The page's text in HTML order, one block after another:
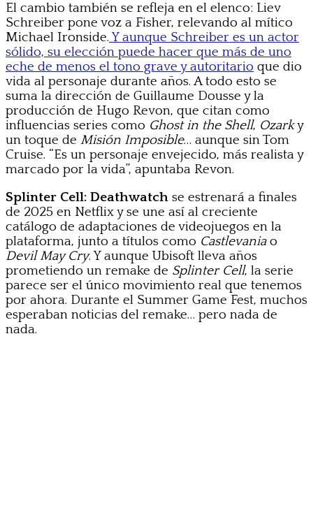
El cambio también se refleja en el elenco: Liev
Schreiber pone voz a Fisher, relevando al mítico
Michael Ironside.Y aunque Schreiber es un actor
sólido, su elección puede hacer que más de uno
eche de menos el tono grave y autoritario que dio
vida al personaje durante años. A todo esto se
suma la dirección de Guillaume Dousse y la
producción de Hugo Revon, que citan como
influencias series como Ghost in the Shell, Ozarky
un toque de Misión Imposible… aunque sin Tom
Cruise. “Es un personaje envejecido, más realista y
marcado por la vida”, apuntaba Revon.
Splinter Cell: Deathwatch se estrenará a finales
de 2025 en Netflix y se une así al creciente
catálogo de adaptaciones de videojuegos en la
plataforma, junto a títulos como Castlevaniao
Devil May Cry. Y aunque Ubisoft lleva años
prometiendo un remake de Splinter Cell, la serie
parece ser el único movimiento real que tenemos
por ahora. Durante el Summer Game Fest, muchos
esperaban noticias del remake… pero nada de
nada.